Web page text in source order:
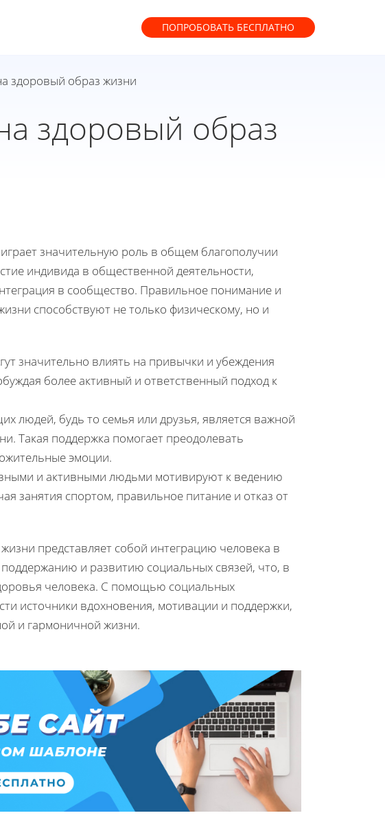
ПОПРОБОВАТЬ БЕСПЛАТНО
здоровый образ жизни
здоровый образ
значительную роль в общем благополучии
индивида в общественной деятельности,
в сообщество. Правильное понимание и
способствуют не только физическому, но и
значительно влиять на привычки и убеждения
более активный и ответственный подход к
людей, будь то семья или друзья, является важной
Такая поддержка помогает преодолевать
эмоции.
и активными людьми мотивируют к ведению
занятия спортом, правильное питание и отказ от
представляет собой интеграцию человека в
и развитию социальных связей, что, в
человека. С помощью социальных
источники вдохновения, мотивации и поддержки,
и гармоничной жизни.